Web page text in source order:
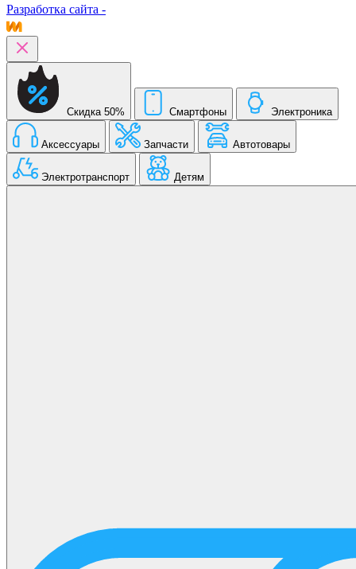
Разработка сайта -
Скидка 50% Смартфоны Электроника
Аксессуары Запчасти Автотовары
Электротранспорт Детям